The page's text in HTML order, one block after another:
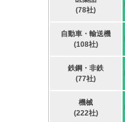
(78社)
自動車・輸送機
(108社)
鉄鋼・非鉄
(77社)
機械
(222社)